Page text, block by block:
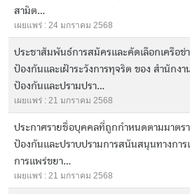
สามิต...
เผยแพร่ : 24 มกราคม 2568
ประชาสัมพันธ์การสมัครและคัดเลือกเครือข่
ป้องกันและเฝ้าระวังการทุจริต ของ สำนักง
ป้องกันและปรามปรา...
เผยแพร่ : 21 มกราคม 2568
ประกาศรายชื่อบุคคลที่ถูกกำหนดตามมาตร
ป้องกันและปราบปรามการสนันสนุนทางการ
การแพร่ขยา...
เผยแพร่ : 21 มกราคม 2568